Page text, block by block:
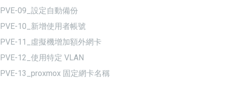
PVE-09_設定自動備份
PVE-10_新增使用者帳號
PVE-11_虛擬機增加額外網卡
PVE-12_使用特定 VLAN
PVE-13_proxmox 固定網卡名稱